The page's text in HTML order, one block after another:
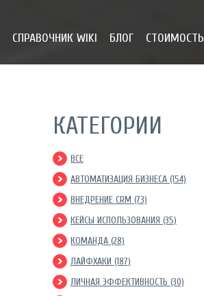
СПРАВОЧНИК WIKI БЛОГ СТОИМОСТЬ
КАТЕГОРИИ
ВСЕ
АВТОМАТИЗАЦИЯ БИЗНЕСА (154)
ВНЕДРЕНИЕ CRM (73)
КЕЙСЫ ИСПОЛЬЗОВАНИЯ (35)
КОМАНДА (28)
ЛАЙФХАКИ (187)
ЛИЧНАЯ ЭФФЕКТИВНОСТЬ (30)